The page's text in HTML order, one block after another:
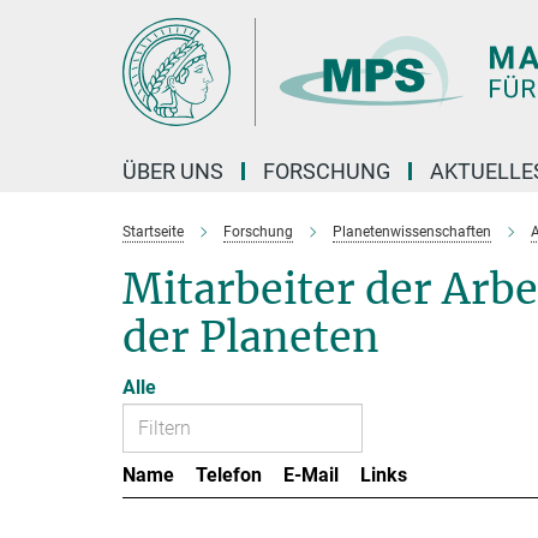
ÜBER UNS FORSCHUNG
Startseite Forschung Planetenwissenschaften
Mitarbeiter der
der Planeten
Alle
Name Telefon E-Mail Links